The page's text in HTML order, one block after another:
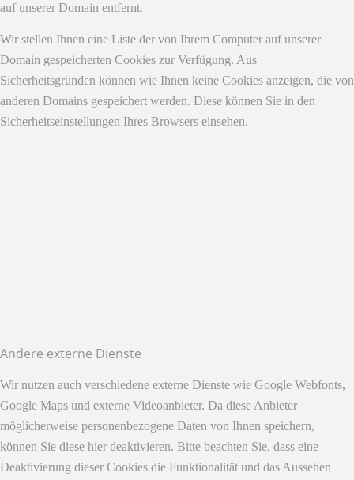
auf unserer Domain entfernt.
Wir stellen Ihnen eine Liste der von Ihrem Computer auf unserer
Domain gespeicherten Cookies zur Verfügung. Aus
Sicherheitsgründen können wie Ihnen keine Cookies anzeigen, die von
anderen Domains gespeichert werden. Diese können Sie in den
Sicherheitseinstellungen Ihres Browsers einsehen.
Andere externe Dienste
Wir nutzen auch verschiedene externe Dienste wie Google Webfonts,
Google Maps und externe Videoanbieter. Da diese Anbieter
möglicherweise personenbezogene Daten von Ihnen speichern,
können Sie diese hier deaktivieren. Bitte beachten Sie, dass eine
Deaktivierung dieser Cookies die Funktionalität und das Aussehen